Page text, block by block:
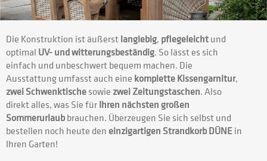
Die Konstruktion ist äußerstlanglebig, pflegeleichtund
optimal UV- und witterungsbeständig. So lässt es sich
einfach und unbeschwert bequem machen. Die
Ausstattung umfasst auch eine komplette Kissengarnitur,
zwei Schwenktischesowie zwei Zeitungstaschen. Also
direkt alles, was Sie fürIhren nächsten großen
Sommerurlaubbrauchen. Überzeugen Sie sich selbst und
bestellen noch heute den einzigartigen Strandkorb DÜNEin
Ihren Garten!